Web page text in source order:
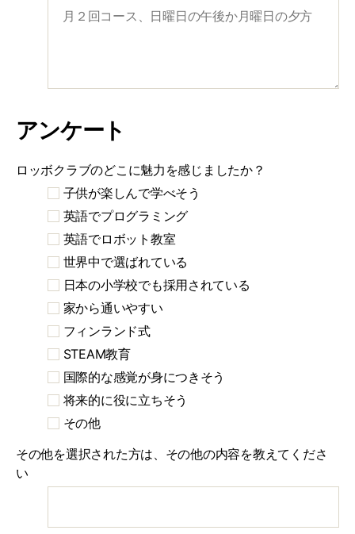
アンケート
ロッボクラブのどこに魅力を感じましたか？
子供が楽しんで学べそう
英語でプログラミング
英語でロボット教室
世界中で選ばれている
日本の小学校でも採用されている
家から通いやすい
フィンランド式
STEAM教育
国際的な感覚が身につきそう
将来的に役に立ちそう
その他
その他を選択された方は、その他の内容を教えてくださ
い